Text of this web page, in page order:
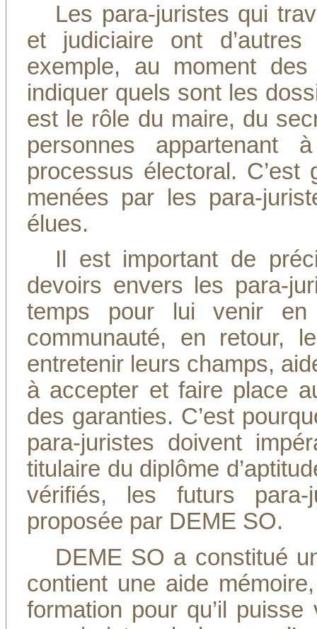
Les para-juristes qui
et judiciaire ont
exemple, au moment
indiquer quels sont les
est le rôle du maire, du
personnes appartenant
processus électoral.
menées par les para-
élues.
Il est important de
devoirs envers les para-
temps pour lui venir
communauté, en retour,
entretenir leurs champs,
à accepter et faire place
des garanties. C’est
para-juristes doivent
titulaire du diplôme
vérifiés, les futurs
proposée par DEME SO.
DEME SO a constitué
contient une aide
formation pour qu’il